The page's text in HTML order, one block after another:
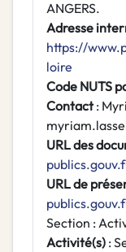
ANGERS.
Adresse
https://
loire
Code NUTS
Contact:
URL des
URL de
Section :
Activité(s) :